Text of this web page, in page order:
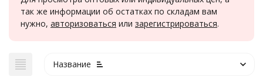
так же информации об остатках по складам вам
нужно, авторизоваться или зарегистрироваться.
Название